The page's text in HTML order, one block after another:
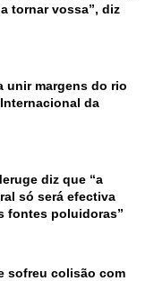
tornar vossa”, diz
unir margens do rio
da
diz que “a
só será efectiva
fontes poluidoras”
sofreu colisão com